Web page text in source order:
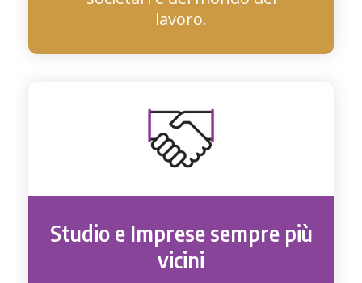
lavoro.
Studio e Imprese sempre più
vicini